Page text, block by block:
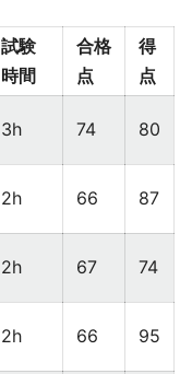
試験
時間
合格
点
得
点
3h 74 80
2h 66 87
2h 67 74
2h 66 95